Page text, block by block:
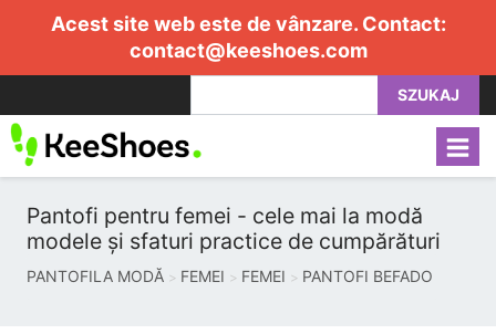
Acest site web este de vânzare. Contact:
contact@keeshoes.com
SZUKAJ
Pantofi pentru femei - cele mai la modă
modele și sfaturi practice de cumpărături
PANTOFILA MODĂ FEMEI FEMEI PANTOFI BEFADO